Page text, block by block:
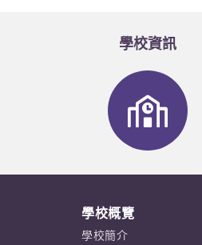
學校資訊
學校概覽
學校簡介